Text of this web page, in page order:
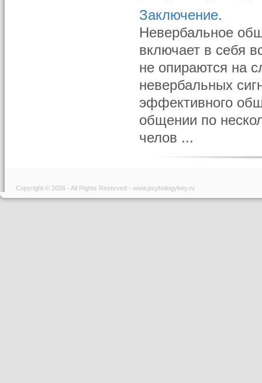
Заключение.
Невербальное
включает в себя
не опираются на
невербальных
эффективного
общении по
челов ...
Copyright © 2026 - All Rights Reserved - www.psyhologykey.ru